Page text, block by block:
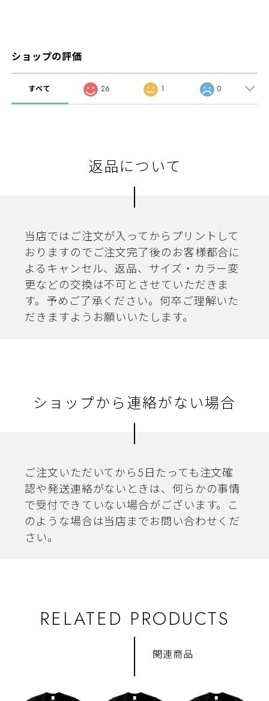
ショップの評価
すべて 26 1 0
返品について
当店ではご注文が入ってからプリントして
おりますのでご注文完了後のお客様都合に
よるキャンセル、返品、サイズ・カラー変
更などの交換は不可とさせていただきま
す。予めご了承ください。何卒ご理解いた
だきますようお願いいたします。
ショップから連絡がない場合
ご注文いただいてから5日たっても注文確
認や発送連絡がないときは、何らかの事情
で受付できていない場合がございます。こ
のような場合は当店までお問い合わせくだ
さい。
RELATED PRODUCTS
関連商品